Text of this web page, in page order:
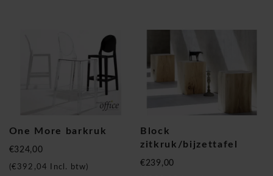
One More barkruk
€324,00
(€392,04 Incl. btw)
Block
zitkruk/bijzettafel
€239,00